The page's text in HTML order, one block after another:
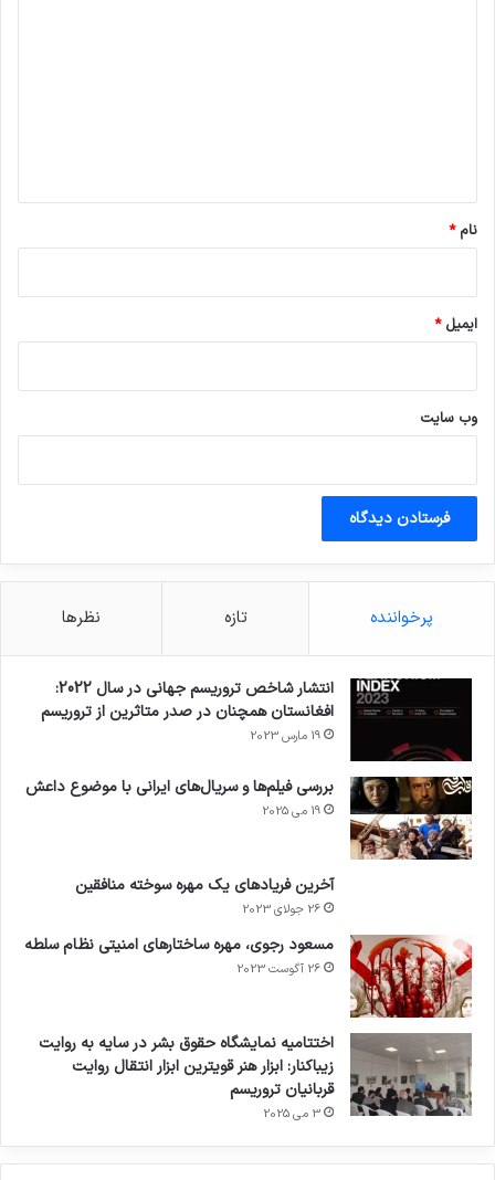
نام*
ایمیل*
وب‌ سایت
پرخواننده تازه نظرها
انتشار شاخص تروریسم جهانی در سال 2022:
افغانستان همچنان در صدر متاثرین از تروریسم
19 مارس 2023
بررسی فیلم‌ها و سریال‌های ایرانی با موضوع داعش
19 می 2025
آخرین فریادهای یک مهره سوخته منافقین
26 جولای 2023
مسعود رجوی، مهره ساختارهای امنیتی نظام سلطه
26 آگوست 2023
اختتامیه نمایشگاه حقوق بشر در سایه به روایت
زیباکنار: ابزار هنر قویترین ابزار انتقال روایت
قربانیان تروریسم
3 می 2025